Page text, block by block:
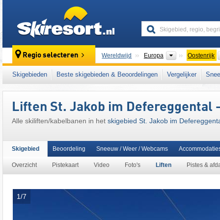
Regio selecteren Wereldwijd Europa Continenten
Oostenrijk
Dit skigebied ligt ook in: Villgratner Bergen
het westen van Oostenrijk
Oostenrijkse Alpen
Skigebieden Beste skigebieden & Beoordelingen Vergelijker
Liften St. Jakob im Defereggental
Alle skiliften/kabelbanen in het skigebied St. Jakob im
Skigebied
Overzicht Pistekaart Video Foto's Liften Pistes &
Beoordeling Sneeuw / Weer / Webcams
1/7